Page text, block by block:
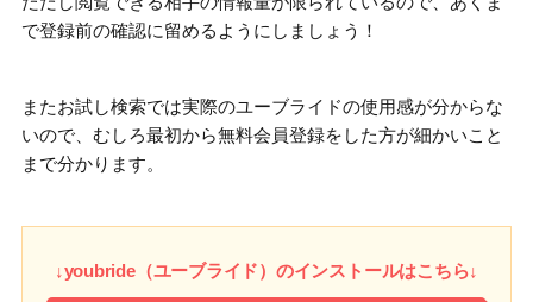
で登録前の確認に留めるようにしましょう！
またお試し検索では実際のユーブライドの使用感が分からな
いので、 むしろ最初から無料会員登録をした方が細かいこと
まで分かります。
↓youbride（ユーブライド）のインストールはこちら↓